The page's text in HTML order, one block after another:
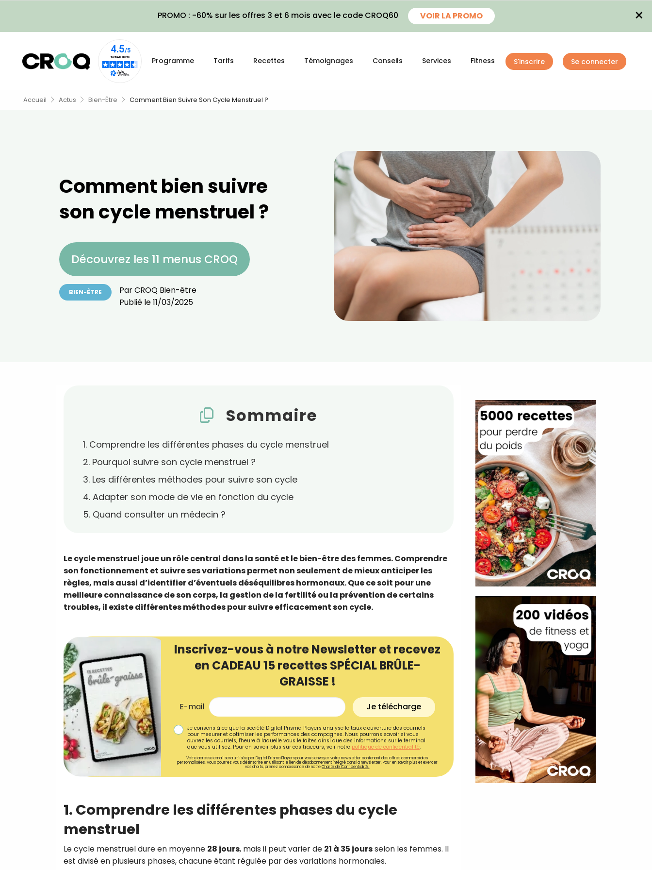
PROMO : -60% sur les offres 3 et 6 mois avec le code CROQ60 VOIR LA PROMO ×
Programme Tarifs Recettes Témoignages Conseils Services Fitness S'inscrire Se connecter
Accueil Actus Bien-Être Comment Bien Suivre Son Cycle Menstruel ?
Comment bien suivre
son cycle menstruel ?
Découvrez les 11 menus CROQ
BIEN-ÊTRE ParCROQ Bien-être
Publié le11/03/2025
Sommaire
1. Comprendre les différentes phases du cycle menstruel
2. Pourquoi suivre son cycle menstruel ?
3. Les différentes méthodes pour suivre son cycle
4. Adapter son mode de vie en fonction du cycle
5. Quand consulter un médecin ?
Le cycle menstruel joue un rôle central dans la santé et le bien-être des femmes. Comprendre
son fonctionnement et suivre ses variations permet non seulement de mieux anticiper les
règles, mais aussi d’identifier d’éventuels déséquilibres hormonaux. Que ce soit pour une
meilleure connaissance de son corps, la gestion de la fertilité ou la prévention de certains
troubles, il existe différentes méthodes pour suivre efficacement son cycle.
Inscrivez-vous à notre Newsletter et recevez
en CADEAU 15 recettes SPÉCIAL BRÛLE-
GRAISSE !
E-mail Je télécharge
Je consens à ce que la société Digital Prisma Players analyse le taux d'ouverture des courriels
pour mesurer et optimiser les performances des campagnes. Nous pourrons savoir si vous
ouvrez les courriels, l'heure à laquelle vous le faites ainsi que des informations sur le terminal
que vous utilisez. Pour en savoir plus sur ces traceurs, voir notre politique de confidentialité.
Votre adresse email sera utilisée par Digital Prisma Playerspour vous envoyer votre newsletter contenant des offres commerciales
personnalisées. Vous pourrez vous désinscrire en utilisant le lien de désabonnement intégré dans la newsletter. Pour en savoir plus et exercer
vos droits, prenez connaissance de notreCharte de Confidentialité.
1. Comprendre les différentes phases du cycle
menstruel
Le cycle menstruel dure en moyenne 28 jours, mais il peut varier de 21 à 35 joursselon les femmes. Il
est divisé en plusieurs phases, chacune étant régulée par des variations hormonales.
Recevez gratuitement 180
!
Ainsi que la newsletter promotionnelle de